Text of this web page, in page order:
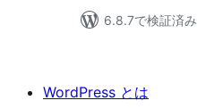
6.8.7で検証済み
WordPress とは